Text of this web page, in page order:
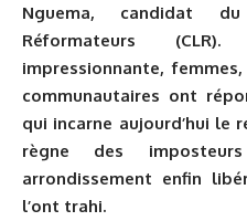
Nguema, candidat
Réformateurs (CLR).
impressionnante,
communautaires ont
qui incarne aujourd’hui le
règne des
arrondissement enfin
l’ont trahi.